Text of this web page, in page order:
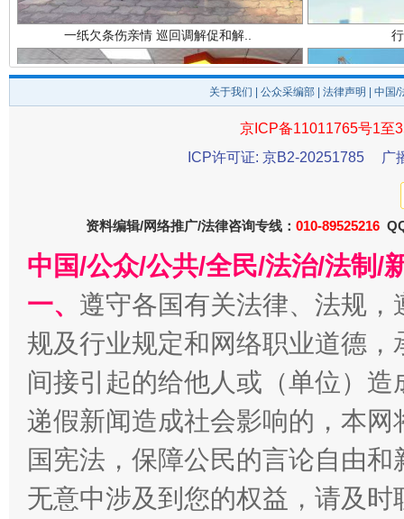
一批国家标准开始实施 从
关于我们 公众采编部 法律声明 | 中国
京ICP备11011765号1至
ICP许可证: 京B2-20251785
广
资料编辑/网络推广/法律咨询专线： 010-89525216
中国/公众/公共/全民/法治/法制/
一、 遵守各国有关法律、法规
规及行业规定和网络职业道德
间接引起的给他人或（单位）
递假新闻造成社会影响的，本
国宪法，保障公民的言论自由
无意中涉及到您的权益，请及